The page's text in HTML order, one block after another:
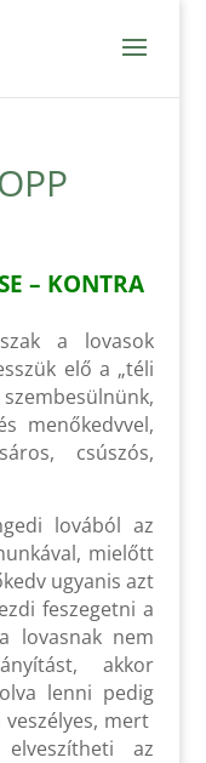
– KONTRA
a lovasok
elő a „téli
menőkedvvel,
csúszós,
lovából az
mielőtt
ugyanis azt
feszegetni a
lovasnak nem
akkor
lenni pedig
mert
az